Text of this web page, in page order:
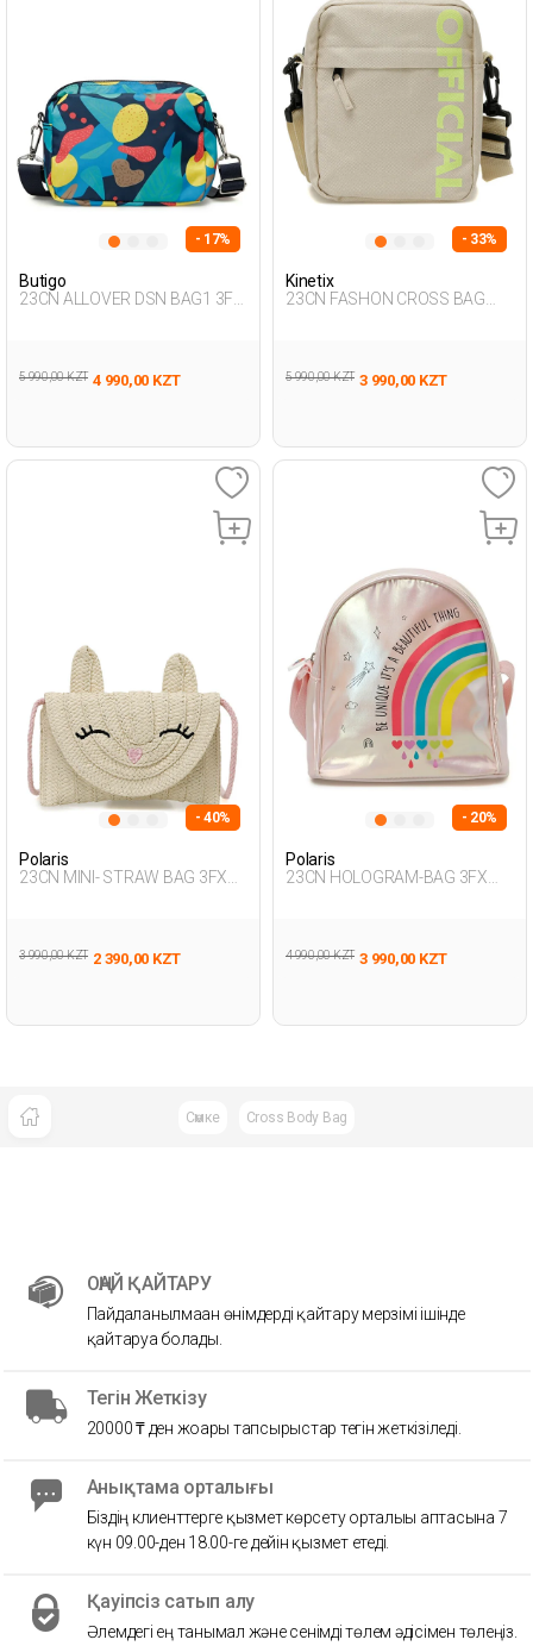
- 17%
Butigo
23CN ALLOVER DSN BAG1 3FX
5 990,00 KZT 4 990,00 KZT
- 33%
Kinetix
23CN FASHON CROSS BAG
5 990,00 KZT 3 990,00 KZT
- 40%
Polaris
23CN MINI- STRAW BAG 3FX
3 990,00 KZT 2 390,00 KZT
- 20%
Polaris
23CN HOLOGRAM-BAG 3FX
4 990,00 KZT 3 990,00 KZT
Сөмке Cross Body Bag
ОҢАЙ ҚАЙТАРУ
Пайдаланылмаған өнімдерді қайтару мерзімі ішінде
қайтаруға болады.
Тегін Жеткізу
20000 ₸ ден жоғары тапсырыстар тегін жеткізіледі.
Анықтама орталығы
Біздің клиенттерге қызмет көрсету орталығы аптасына 7
күн 09.00-ден 18.00-ге дейін қызмет етеді.
Қауіпсіз сатып алу
Әлемдегі ең танымал және сенімді төлем әдісімен төлеңіз.